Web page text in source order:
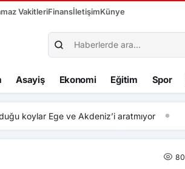
VakitleriFinansİletişimKünye
Asayiş Ekonomi Eğitim Spor
koylar Ege ve Akdeniz’i aratmıyor
80